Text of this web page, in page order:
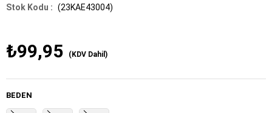
(23KAE43004)
₺99,95 (KDV Dahil)
BEDEN